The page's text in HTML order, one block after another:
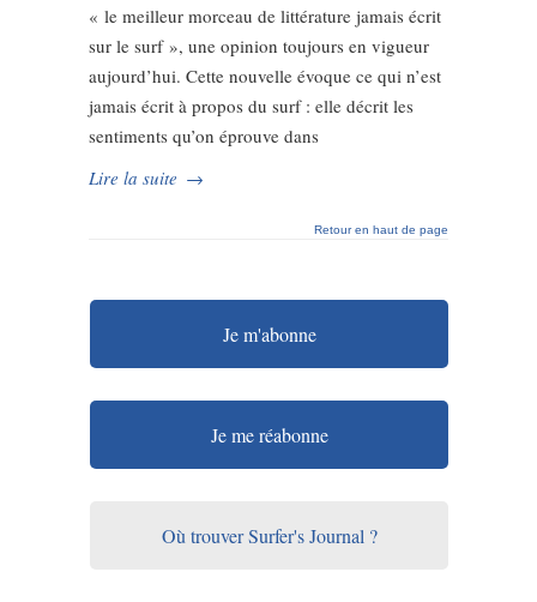
« le meilleur morceau de littérature jamais écrit
sur le surf », une opinion toujours en vigueur
aujourd’hui. Cette nouvelle évoque ce qui n’est
jamais écrit à propos du surf : elle décrit les
sentiments qu’on éprouve dans
Lire la suite →
Retour en haut de page
Je m'abonne
Je me réabonne
Où trouver Surfer's Journal ?